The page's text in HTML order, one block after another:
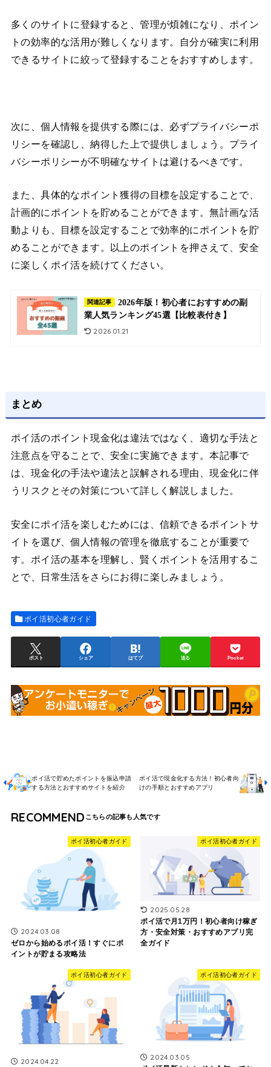
多くのサイトに登録すると、管理が煩雑になり、ポイン
トの効率的な活用が難しくなります。自分が確実に利用
できるサイトに絞って登録することをおすすめします​​。
次に、個人情報を提供する際には、必ずプライバシーポ
リシーを確認し、納得した上で提供しましょう。プライ
バシーポリシーが不明確なサイトは避けるべきです。
また、具体的なポイント獲得の目標を設定することで、
計画的にポイントを貯めることができます。無計画な活
動よりも、目標を設定することで効率的にポイントを貯
めることができます​​​​。以上のポイントを押さえて、安全
に楽しくポイ活を続けてください。
関連記事
2026年版！初心者におすすめの副
業人気ランキング45選【比較表付き】
2026.01.21
まとめ
ポイ活のポイント現金化は違法ではなく、適切な手法と
注意点を守ることで、安全に実施できます。本記事で
は、現金化の手法や違法と誤解される理由、現金化に伴
うリスクとその対策について詳しく解説しました。
安全にポイ活を楽しむためには、信頼できるポイントサ
イトを選び、個人情報の管理を徹底することが重要で
す。ポイ活の基本を理解し、賢くポイントを活用するこ
とで、日常生活をさらにお得に楽しみましょう。
ポイ活初心者ガイド
ポスト シェア はてブ 送る Pocket
ポイ活で貯めたポイントを振込申請
する方法とおすすめサイトを紹介
ポイ活で現金化する方法！初心者向
けの手順とおすすめアプリ
RECOMMEND
ポイ活初心者ガイド
2024.03.08
ゼロから始めるポイ活！すぐにポ
イントが貯まる攻略法
ポイ活初心者ガイド
2025.05.28
ポイ活で月1万円！初心者向け稼ぎ
方・安全対策・おすすめアプリ完
全ガイド
ポイ活初心者ガイド
2024.04.22
ポイ活初心者ガイド
2024.03.05